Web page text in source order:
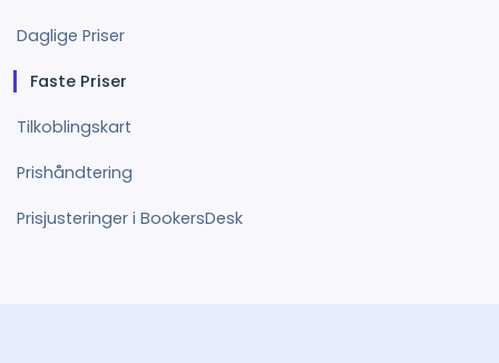
Daglige Priser
Faste Priser
Tilkoblingskart
Prishåndtering
Prisjusteringer i BookersDesk